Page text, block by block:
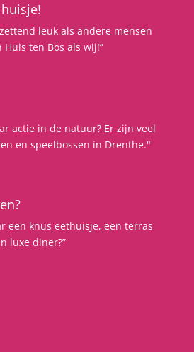
leuk als andere mensen
ten Bos als wij!”
actie in de natuur? Er zijn veel
en speelbossen in Drenthe."
een knus eethuisje, een terras
luxe diner?”